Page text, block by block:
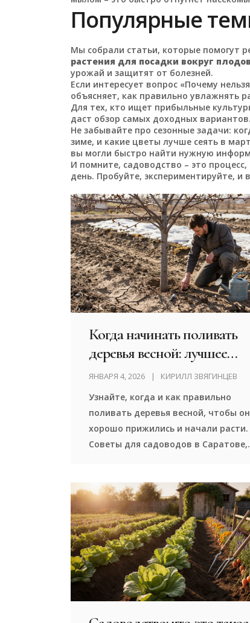
Популярные
Мы собрали статьи, которые помогут
растения для посадки вокруг
урожай и защитят от болезней.
Если интересует вопрос «Почему
объясняет, как правильно увлажнять
Для тех, кто ищет прибыльные
даст обзор самых доходных вариантов.
Не забывайте про сезонные задачи:
зиме, и какие цветы лучше сеять в
вы могли быстро найти нужную
И помните, садоводство – это
день. Пробуйте, экспериментируйте,
Когда начинать поливать
деревья весной: лучшее
время и как не навредить
ЯНВАРЯ 4, 2026 КИРИЛЛ ЗВЯГИНЦЕВ
Узнайте, когда и как правильно
поливать деревья весной, чтобы
хорошо прижились и начали расти.
Советы для садоводов в Саратове,